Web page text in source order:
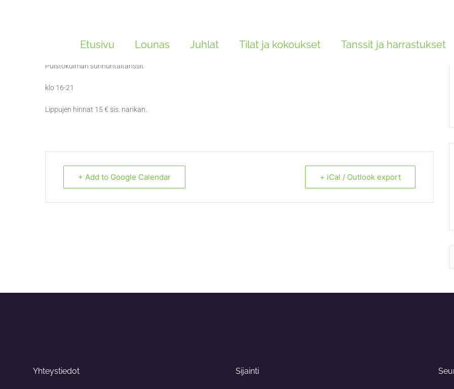
Etusivu Lounas Juhlat Tilat ja kokoukset Tanssit ja harrastukset
J. Eskelinen & Onnenkulkurit
Puistokulman sunnuntaitanssit
klo 16-21
Lippujen hinnat 15 € sis. narikan.
+ Add to Google Calendar + iCal / Outlook export
Yhteystiedot Sijainti